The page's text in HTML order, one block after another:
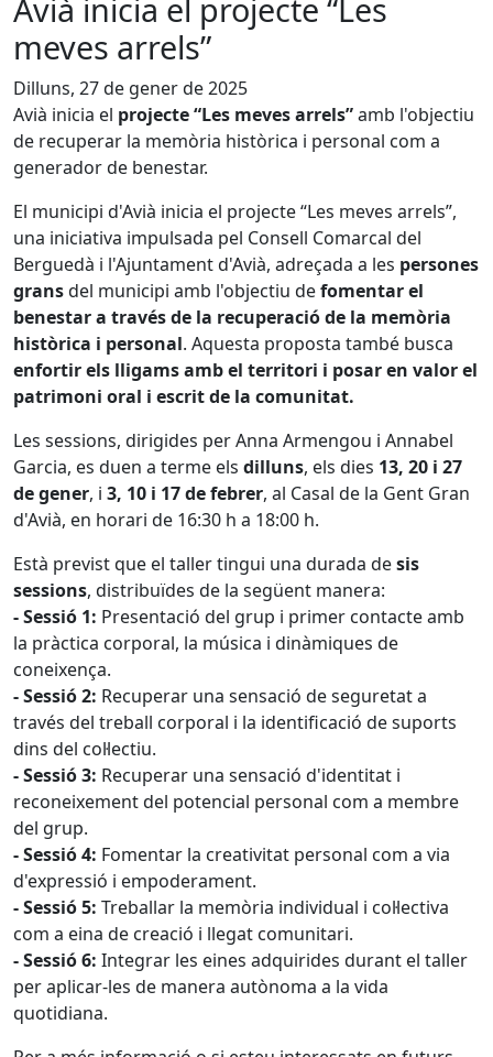
Avià inicia el projecte “Les
meves arrels”
Dilluns, 27 de gener de 2025
Avià inicia el projecte “Les meves arrels”amb l'objectiu
de recuperar la memòria històrica i personal com a
generador de benestar.
El municipi d'Avià inicia el projecte “Les meves arrels”,
una iniciativa impulsada pel Consell Comarcal del
Berguedà i l'Ajuntament d'Avià, adreçada a les persones
gransdel municipi amb l'objectiu defomentar el
benestar a través de la recuperació de la memòria
històrica i personal. Aquesta proposta també busca
enfortir els lligams amb el territori i posar en valor el
patrimoni oral i escrit de la comunitat.
Les sessions, dirigides per Anna Armengou i Annabel
Garcia, es duen a terme els dilluns, els dies 13, 20 i 27
de gener, i 3, 10 i 17 de febrer, al Casal de la Gent Gran
d'Avià, en horari de 16:30 h a 18:00 h.
Està previst que el taller tingui una durada desis
sessions, distribuïdes de la següent manera:
- Sessió 1: Presentació del grup i primer contacte amb
la pràctica corporal, la música i dinàmiques de
coneixença.
- Sessió 2: Recuperar una sensació de seguretat a
través del treball corporal i la identificació de suports
dins del col·lectiu.
- Sessió 3: Recuperar una sensació d'identitat i
reconeixement del potencial personal com a membre
del grup.
- Sessió 4: Fomentar la creativitat personal com a via
d'expressió i empoderament.
- Sessió 5: Treballar la memòria individual i col·lectiva
com a eina de creació i llegat comunitari.
- Sessió 6: Integrar les eines adquirides durant el taller
per aplicar-les de manera autònoma a la vida
quotidiana.